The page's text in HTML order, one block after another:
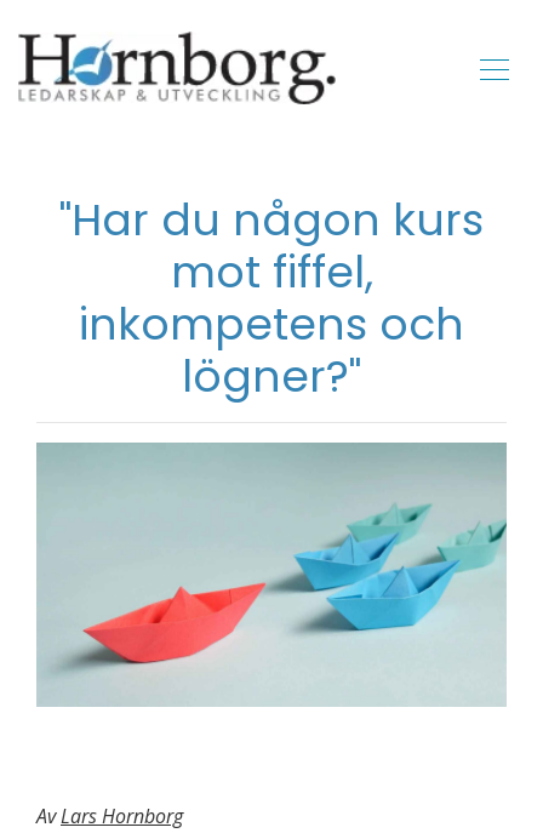
"Har du någon kurs
mot fiffel,
inkompetens och
lögner?"
AvLars Hornborg